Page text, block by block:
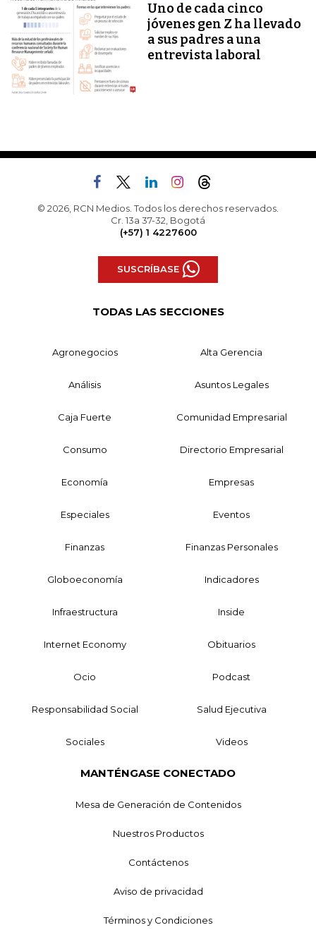
Uno de cada cinco
jóvenes gen Z ha llevado
a sus padres a una
entrevista laboral
© 2026, RCN Medios. Todos los derechos reservados.
Cr. 13a 37-32, Bogotá
(+57) 1 4227600
SUSCRÍBASE
TODAS LAS SECCIONES
Agronegocios Alta Gerencia
Análisis Asuntos Legales
Caja Fuerte Comunidad Empresarial
Consumo Directorio Empresarial
Economía Empresas
Especiales Eventos
Finanzas Finanzas Personales
Globoeconomía Indicadores
Infraestructura Inside
Internet Economy Obituarios
Ocio Podcast
Responsabilidad Social Salud Ejecutiva
Sociales Videos
MANTÉNGASE CONECTADO
Mesa de Generación de Contenidos
Nuestros Productos
Contáctenos
Aviso de privacidad
Términos y Condiciones